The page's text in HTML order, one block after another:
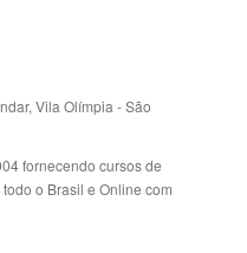
Vila Olímpia - São
fornecendo cursos de
o Brasil e Online com